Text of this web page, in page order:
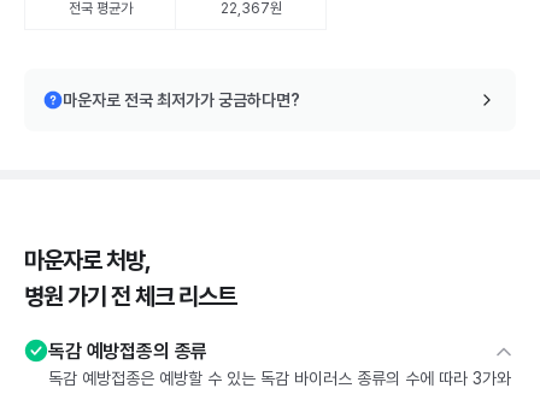
전국 평균가 22,367원
마운자로 전국 최저가가 궁금하다면?
마운자로 처방,
병원 가기 전 체크 리스트
독감 예방접종의 종류
독감 예방접종은 예방할 수 있는 독감 바이러스 종류의 수에 따라 3가와